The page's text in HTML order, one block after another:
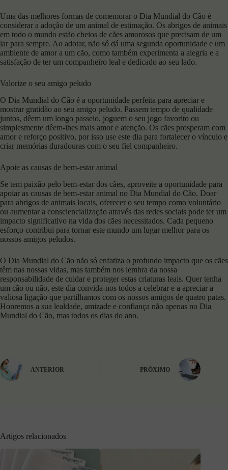
Uma das melhores formas de comemorar o Dia Mundial do Cão é
considerar a adoção de um animal de estimação. Os abrigos de animais
em todo o mundo estão cheios de cães amorosos que precisam de um
lar para sempre. Ao adotar, não só dá uma segunda oportunidade e um
ambiente de amor a um cão, como também experimenta a alegria e a
satisfação de ter um companheiro leal e dedicado ao seu lado.
Valorize o seu amigo peludo
O Dia Mundial do Cão é a oportunidade perfeita para apreciar e
mostrar gratidão ao seu amigo peludo. Passem tempo de qualidade
juntos, dêem um longo passeio, joguem o seu jogo favorito ou
simplesmente dêem-lhes mais amor e atenção. Os cães prosperam com
amor e reforço positivo, por isso use este dia para fortalecer o vínculo e
criar memórias duradouras com o seu fiel companheiro.
Apoie as causas de bem-estar animal
Se tem paixão pelo bem-estar dos cães, aproveite a oportunidade para
apoiar as causas de bem-estar animal no Dia Mundial do Cão. Doar
para abrigos de animais locais, oferecer o seu tempo como voluntário
ou aumentar a consciencialização através das redes sociais pode ter um
impacto significativo na vida dos cães necessitados. Cada pequeno
esforço contribui para tornar este mundo um lugar melhor para os
nossos amigos peludos.
O Dia Mundial do Cão não só enfatiza o profundo impacto que os cães
têm nas nossas vidas, mas também nos lembra da nossa
responsabilidade de cuidar e proteger estas criaturas leais. Quer tenha
um cão ou não, este dia convida-nos todos a celebrar e a apreciar a
valiosa ligação que partilhamos com os nossos amigos de quatro patas.
Honremos a sua lealdade, amizade e confiança não apenas no Dia
Mundial do Cão, mas todos os dias do ano.
ANTERIOR PRÓXIMO
Artigos relacionados